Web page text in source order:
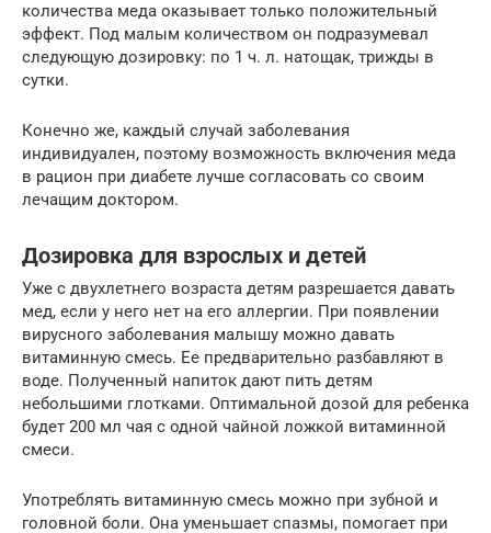
количества меда оказывает только положительный
эффект. Под малым количеством он подразумевал
следующую дозировку: по 1 ч. л. натощак, трижды в
сутки.
Конечно же, каждый случай заболевания
индивидуален, поэтому возможность включения меда
в рацион при диабете лучше согласовать со своим
лечащим доктором.
Дозировка для взрослых и детей
Уже с двухлетнего возраста детям разрешается давать
мед, если у него нет на его аллергии. При появлении
вирусного заболевания малышу можно давать
витаминную смесь. Ее предварительно разбавляют в
воде. Полученный напиток дают пить детям
небольшими глотками. Оптимальной дозой для ребенка
будет 200 мл чая с одной чайной ложкой витаминной
смеси.
Употреблять витаминную смесь можно при зубной и
головной боли. Она уменьшает спазмы, помогает при